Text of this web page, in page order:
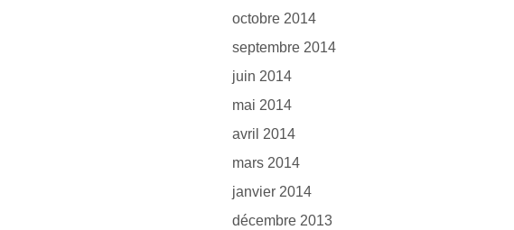
octobre 2014
septembre 2014
juin 2014
mai 2014
avril 2014
mars 2014
janvier 2014
décembre 2013